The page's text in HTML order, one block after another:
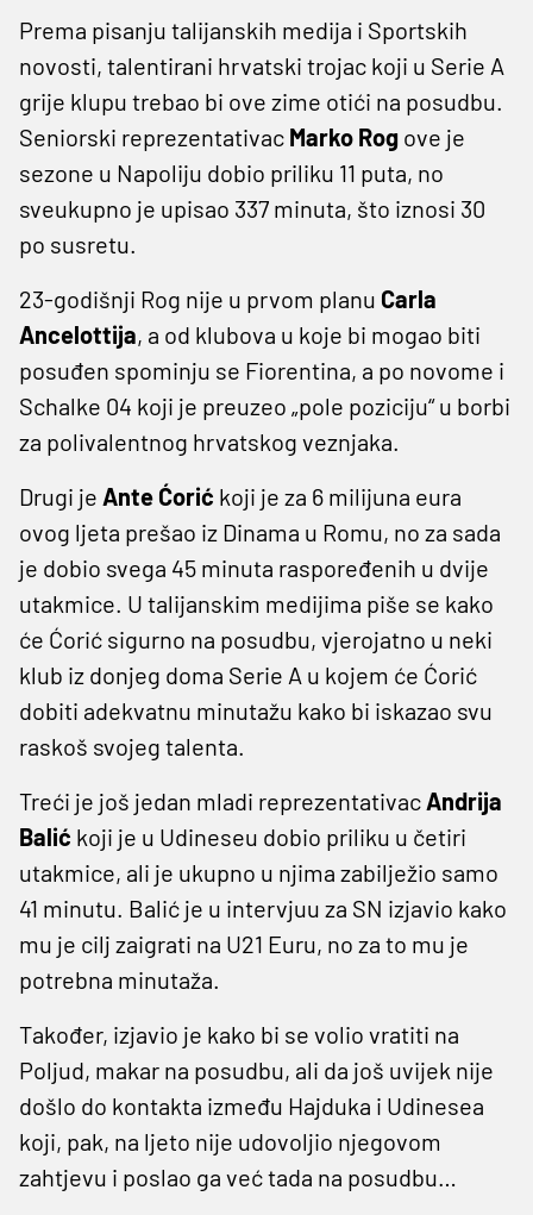
Prema pisanju talijanskih medija i Sportskih
novosti, talentirani hrvatski trojac koji u Serie A
grije klupu trebao bi ove zime otići na posudbu.
Seniorski reprezentativac Marko Rog ove je
sezone u Napoliju dobio priliku 11 puta, no
sveukupno je upisao 337 minuta, što iznosi 30
po susretu.
23-godišnji Rog nije u prvom planu Carla
Ancelottija, a od klubova u koje bi mogao biti
posuđen spominju se Fiorentina, a po novome i
Schalke 04 koji je preuzeo „pole poziciju“ u borbi
za polivalentnog hrvatskog veznjaka.
Drugi je Ante Ćorić koji je za 6 milijuna eura
ovog ljeta prešao iz Dinama u Romu, no za sada
je dobio svega 45 minuta raspoređenih u dvije
utakmice. U talijanskim medijima piše se kako
će Ćorić sigurno na posudbu, vjerojatno u neki
klub iz donjeg doma Serie A u kojem će Ćorić
dobiti adekvatnu minutažu kako bi iskazao svu
raskoš svojeg talenta.
Treći je još jedan mladi reprezentativac Andrija
Balić koji je u Udineseu dobio priliku u četiri
utakmice, ali je ukupno u njima zabilježio samo
41 minutu. Balić je u intervjuu za SN izjavio kako
mu je cilj zaigrati na U21 Euru, no za to mu je
potrebna minutaža.
Također, izjavio je kako bi se volio vratiti na
Poljud, makar na posudbu, ali da još uvijek nije
došlo do kontakta između Hajduka i Udinesea
koji, pak, na ljeto nije udovoljio njegovom
zahtjevu i poslao ga već tada na posudbu…